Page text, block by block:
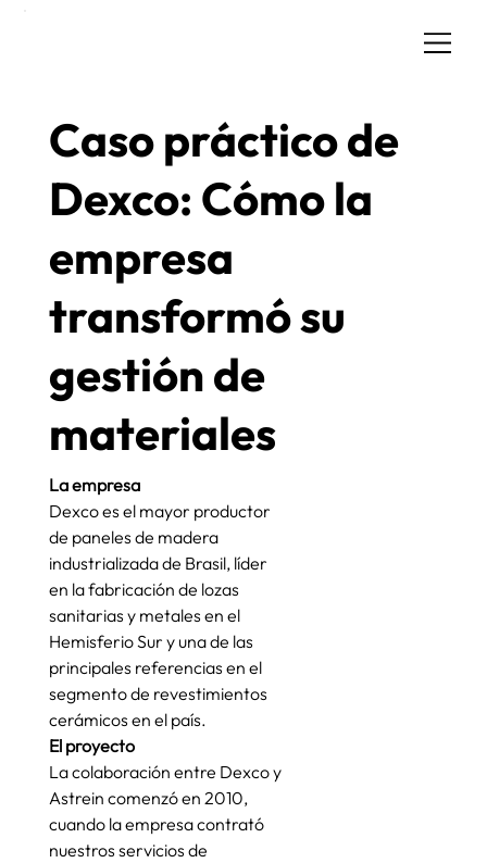
Caso práctico de
Dexco: Cómo la
empresa
transformó su
gestión de
materiales
La empresa
Dexco es el mayor productor
de paneles de madera
industrializada de Brasil, líder
en la fabricación de lozas
sanitarias y metales en el
Hemisferio Sur y una de las
principales referencias en el
segmento de revestimientos
cerámicos en el país.
El proyecto
La colaboración entre Dexco y
Astrein comenzó en 2010,
cuando la empresa contrató
nuestros servicios de